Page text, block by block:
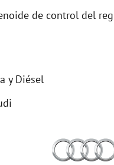
de control del
y Diésel